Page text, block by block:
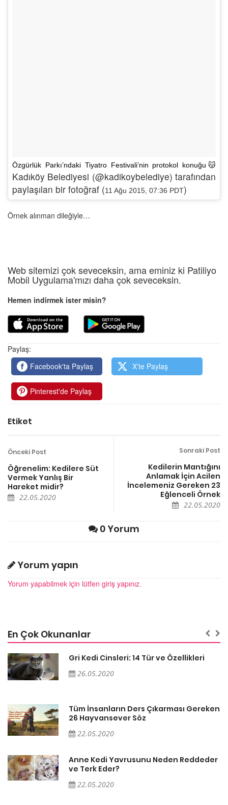
Özgürlük Parkı’ndaki Tiyatro Festivali’nin protokol konuğu😽
Kadıköy Belediyesi (@kadikoybelediye) tarafından
paylaşılan bir fotoğraf (11 Ağu 2015, 07:36 PDT)
Örnek alınman dileğiyle…
Web sitemizi çok seveceksin, ama eminiz ki Patiliyo
Mobil Uygulama'mızı daha çok seveceksin.
Hemen indirmek ister misin?
Paylaş:
Facebook'ta Paylaş
X'te Paylaş
Pinterest'de Paylaş
Etiket
Önceki Post
Öğrenelim: Kedilere Süt
Vermek Yanlış Bir
Hareket midir?
22.05.2020
Sonraki Post
Kedilerin Mantığını
Anlamak İçin Acilen
İncelemeniz Gereken 23
Eğlenceli Örnek
22.05.2020
0 Yorum
Yorum yapın
Yorum yapabilmek için lütfen giriş yapınız.
En Çok Okunanlar
Gri Kedi Cinsleri: 14 Tür ve Özellikleri
26.05.2020
Tüm İnsanların Ders Çıkarması Gereken
26 Hayvansever Söz
22.05.2020
Anne Kedi Yavrusunu Neden Reddeder
ve Terk Eder?
22.05.2020